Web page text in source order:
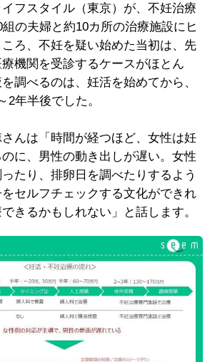
フスタイル（東京）が、不妊治療
の夫婦と約10カ所の治療施設にヒ
ろ、不妊を疑い始めた当初は、先
機関を受診するケースがほとん
調べるのは、妊活を始めてから、
2年半後でした。
んは「時間が経つほど、女性は妊
に、男性の動き出しが遅い。女性
たり、排卵日を調べたりするよう
セルフチェックする文化ができれ
きるかもしれない」と話します。